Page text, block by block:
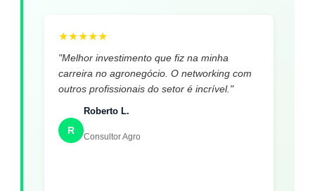
★★★★★
"Melhor investimento que fiz na minha
carreira no agronegócio. O networking com
outros profissionais do setor é incrível."
R
Roberto L.
Consultor Agro